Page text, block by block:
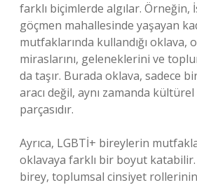
farklı biçimlerde algılar. Örneğin,
göçmen mahallesinde yaşayan
mutfaklarında kullandığı oklava,
miraslarını, geleneklerini ve
da taşır. Burada oklava, sadece
aracı değil, aynı zamanda
parçasıdır.
Ayrıca, LGBTİ+ bireylerin
oklavaya farklı bir boyut
birey, toplumsal cinsiyet rollerinin